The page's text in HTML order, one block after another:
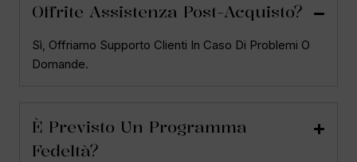
Offrite Assistenza Post-Acquisto?
Sì, Offriamo Supporto Clienti In Caso Di Problemi O
Domande.
È Previsto Un Programma
Fedeltà?